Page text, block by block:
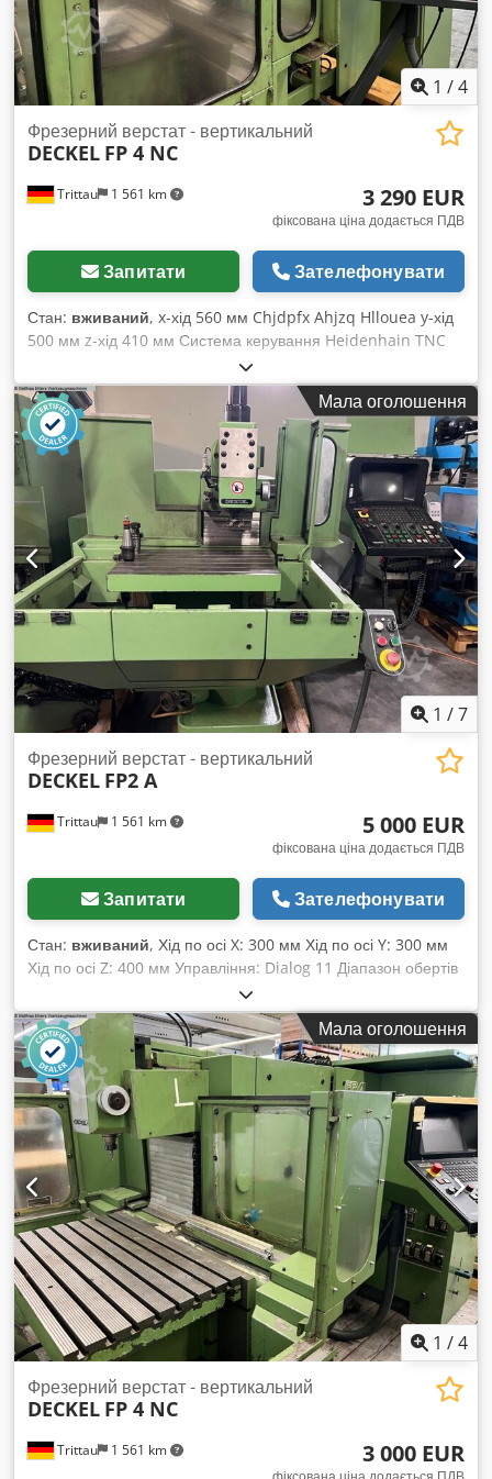
1 /4
Trittau 1 561 km
Фрезерний верстат - вертикальний
DECKEL FP 4 NC
3 290 EUR
фіксована ціна додається ПДВ
Запитати Зателефонувати
Стан: вживаний, x-хід 560 мм Chjdpfx Ahjzq Hllouea y-хід
500 мм z-хід 410 мм Система керування Heidenhain TNC
355 На нашу думку, стан даного верстата — добра вживана
техніка. Машину можна оглянути під напругою за
попередньою домовленістю. Аксесуари, зображений
інструмент і затискні елементи входять у комплект поставки
лише у випадку, якщо це зазначено в додатковій
інформації. Зміни та помилки у технічних даних та
характеристиках, а також попередній продаж можливі!
Мала оголошення
1 /7
Trittau 1 561 km
Фрезерний верстат - вертикальний
DECKEL FP2 A
5 000 EUR
фіксована ціна додається ПДВ
Запитати Зателефонувати
Стан: вживаний, Хід по осі X: 300 мм Хід по осі Y: 300 мм
Хід по осі Z: 400 мм Управління: Dialog 11 Діапазон обертів
головного шпинделя: 40 - 4000 об/хв Кріплення
інструменту: SK 40 Поворот головки: ±90° Хід шпинделя: 80
мм На нашу думку, стан машини дуже добрий (вживана) і її
можна оглянути під напругою за попередньою
домовленістю. Комплектація: - Кабіна Комплектуючі,
показані інструменти та затискні пристрої входять у
поставку лише у разі спеціальної відмітки в додатковій
інформації. Chedpfxezq Hlfe Ahuja Зміни та помилки в
технічних характеристиках і даних, а також проміжний
продаж залишаються за нами!
Мала оголошення
1 /4
Trittau 1 561 km
Фрезерний верстат - вертикальний
DECKEL FP 4 NC
3 000 EUR